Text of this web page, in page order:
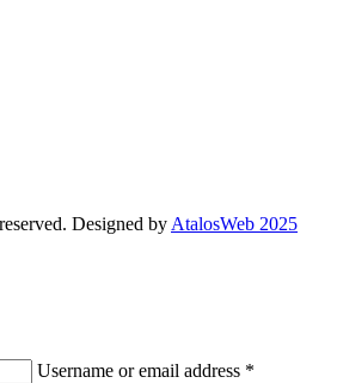
Designed by AtalosWeb 2025
Username or email address *